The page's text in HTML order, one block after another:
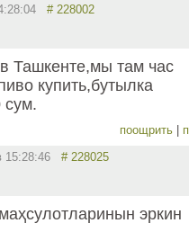
# 228002
Ташкенте,мы там час
купить,бутылка
сум.
поощрить
15:28:46 # 228025
эркин